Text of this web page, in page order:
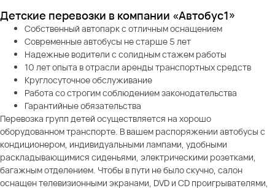
Детские перевозки в компании «Автобус1»
Собственный автопарк с отличным оснащением
Современные автобусы не старше 5 лет
Надежные водители с солидным стажем работы
10 лет опыта в отрасли аренды транспортных средств
Круглосуточное обслуживание
Работа со строгим соблюдением законодательства
Гарантийные обязательства
Перевозка групп детей осуществляется на хорошо
оборудованном транспорте. В вашем распоряжении автобусы с
кондиционером, индивидуальными лампами, удобными
раскладывающимися сиденьями, электрическими розетками,
багажным отделением. Чтобы в пути не было скучно, салон
оснащен телевизионными экранами, DVD и CD проигрывателями,